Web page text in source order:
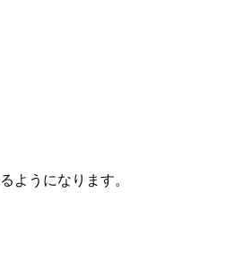
うになります。